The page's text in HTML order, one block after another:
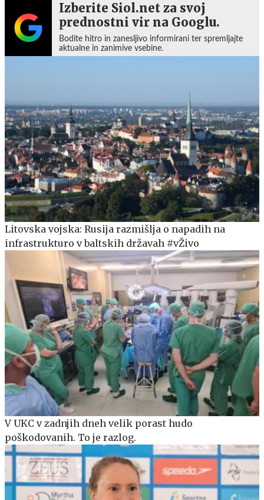
Izberite Siol.net za svoj
prednostni vir na Googlu.
Bodite hitro in zanesljivo informirani ter spremljajte
aktualne in zanimive vsebine.
Litovska vojska: Rusija razmišlja o napadih na
infrastrukturo v baltskih državah #vŽivo
V UKC v zadnjih dneh velik porast hudo
poškodovanih. To je razlog.